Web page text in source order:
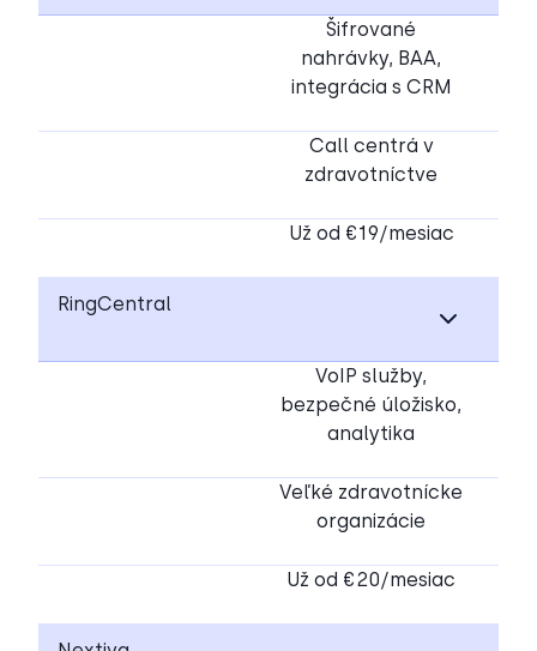
Šifrované
nahrávky, BAA,
integrácia s CRM
Call centrá v
zdravotníctve
Už od €19/mesiac
RingCentral
VoIP služby,
bezpečné úložisko,
analytika
Veľké zdravotnícke
organizácie
Už od €20/mesiac